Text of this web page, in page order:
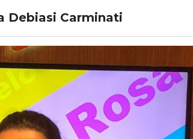
Debiasi Carminati